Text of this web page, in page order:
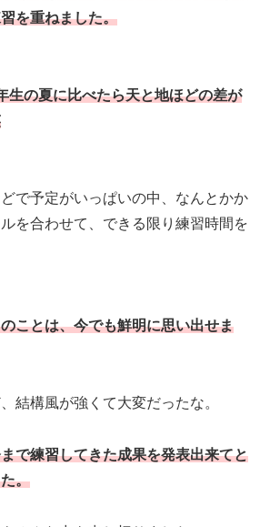
を重ねました。
生の夏に比べたら天と地ほどの差が
で予定がいっぱいの中、なんとかか
を合わせて、できる限り練習時間を
ことは、今でも鮮明に思い出せま
結構風が強くて大変だったな。
で練習してきた成果を発表出来てと
。